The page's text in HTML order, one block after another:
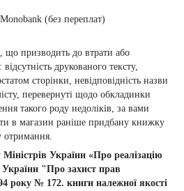
(без переплат)
що призводить до втрати або
друкованого тексту,
сторінки, невідповідність назви
перевернуті щодо обкладинки
такого роду недоліків, за вами
в магазин раніше придбану книжку
отримання.
Міністрів України «Про реалізацію
"Про захист прав
року № 172. книги належної якості